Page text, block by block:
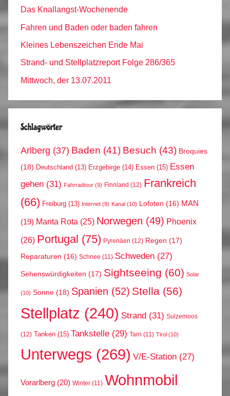
Das Knallangst-Wochenende
Fahren und Baden oder baden fahren
Kleines Lebenszeichen Ende Mai
Strand- und Stellplatzreport Folge 286/365
Mittwoch, der 13.07.2011
Schlagwörter
Arlberg (37) Baden (41) Besuch (43) Broquies
(18) Deutschland (13) Erzgebirge (14) Essen (15) Essen
gehen (31) Fahrradtour (9) Finnland (12) Frankreich
(66) Freiburg (13) Internet (9) Kanal (10) Lofoten (16) MAN
(19) Manta Rota (25) Norwegen (49) Phoenix
(26) Portugal (75) Pyrenäen (12) Regen (17)
Reparaturen (16) Schnee (11) Schweden (27)
Sehenswürdigkeiten (17) Sightseeing (60) Solar
(10) Sonne (18) Spanien (52) Stella (56)
Stellplatz (240) Strand (31) Sulzemoos
(12) Tanken (15) Tankstelle (29) Tarn (11) Tirol (10)
Unterwegs (269) V/E-Station (27)
Vorarlberg (20) Winter (11) Wohnmobil